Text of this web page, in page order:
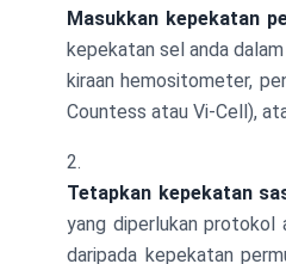
Masukkan kepekatan
kepekatan sel anda
kiraan hemositometer,
Countess atau Vi-Cell),
Tetapkan kepekatan
yang diperlukan protokol
daripada kepekatan